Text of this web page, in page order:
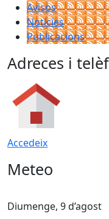
Avisos
Notícies
Publicacions
Adreces i
Accedeix
Meteo
Diumenge, 9 d’agost